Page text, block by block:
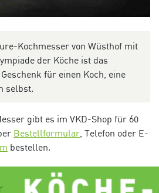
Kochmesser von Wüsthof mit
der Köche ist das
für einen Koch, eine
selbst.
gibt es im VKD-Shop für 60
Bestellformular, Telefon oder E-
bestellen.